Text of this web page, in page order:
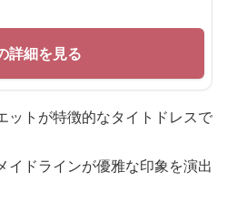
詳細を見る
ットが特徴的なタイトドレスで
イドラインが優雅な印象を演出